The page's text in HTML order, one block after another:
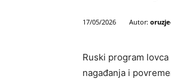
17/05/2026 Autor:
Ruski program
nagađanja i